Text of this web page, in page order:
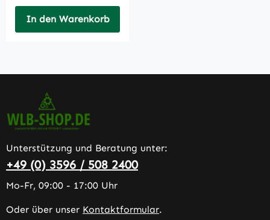
In den Warenkorb
Unterstützung und Beratung unter:
+49 (0) 3596 / 508 2400
Mo-Fr, 09:00 - 17:00 Uhr
Oder über unser Kontaktformular.